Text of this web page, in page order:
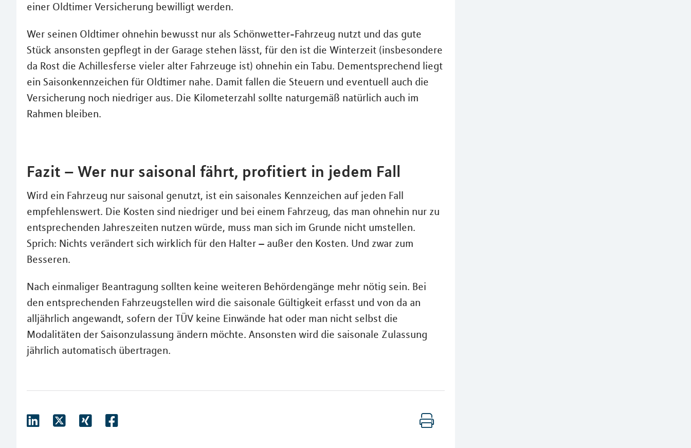
einer Oldtimer Versicherung bewilligt werden.
Wer seinen Oldtimer ohnehin bewusst nur als Schönwetter-Fahrzeug nutzt und das gute
Stück ansonsten gepflegt in der Garage stehen lässt, für den ist die Winterzeit (insbesondere
da Rost die Achillesferse vieler alter Fahrzeuge ist) ohnehin ein Tabu. Dementsprechend liegt
ein Saisonkennzeichen für Oldtimer nahe. Damit fallen die Steuern und eventuell auch die
Versicherung noch niedriger aus. Die Kilometerzahl sollte naturgemäß natürlich auch im
Rahmen bleiben.
Fazit – Wer nur saisonal fährt, profitiert in jedem Fall
Wird ein Fahrzeug nur saisonal genutzt, ist ein saisonales Kennzeichen auf jeden Fall
empfehlenswert. Die Kosten sind niedriger und bei einem Fahrzeug, das man ohnehin nur zu
entsprechenden Jahreszeiten nutzen würde, muss man sich im Grunde nicht umstellen.
Sprich: Nichts verändert sich wirklich für den Halter – außer den Kosten. Und zwar zum
Besseren.
Nach einmaliger Beantragung sollten keine weiteren Behördengänge mehr nötig sein. Bei
den entsprechenden Fahrzeugstellen wird die saisonale Gültigkeit erfasst und von da an
alljährlich angewandt, sofern der TÜV keine Einwände hat oder man nicht selbst die
Modalitäten der Saisonzulassung ändern möchte. Ansonsten wird die saisonale Zulassung
jährlich automatisch übertragen.